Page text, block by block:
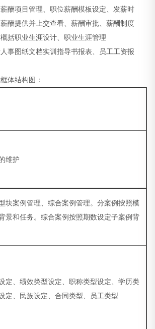
酬项目管理、职位薪酬模板设定、发薪时
酬提供并上交查看、薪酬审批、薪酬制度
括职业生涯设计、职业生涯管理
事图纸文档实训指导书报表、员工工资报
体结构图：
维护
块案例管理、综合案例管理。分案例按照模
景和任务。综合案例按照期数设定子案例背
定、绩效类型设定、职称类型设定、学历类
定、民族设定、合同类型、员工类型